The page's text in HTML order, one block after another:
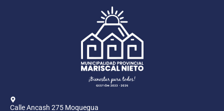
Calle Ancash 275 Moquegua